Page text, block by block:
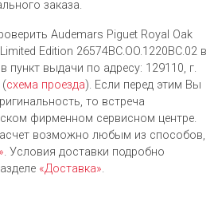
заказа.
Audemars Piguet Royal Oak
Edition 26574BC.OO.1220BC.02 в
выдачи по адресу: 129110, г.
схема проезда). Если перед этим Вы
то встреча
фирменном сервисном центре.
возможно любым из cпособов,
. Условия доставки подробно
«Доставка».